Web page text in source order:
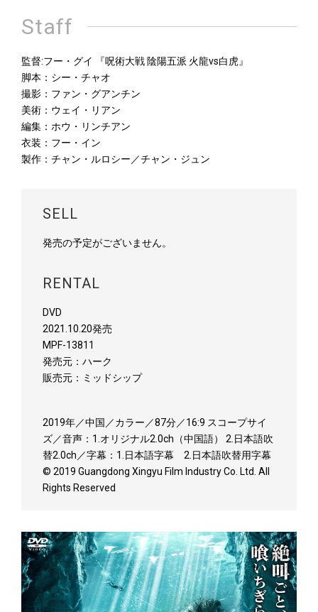
Staff
監督:フー・グイ 『呪術大戦 陰陽五派 火龍vs白虎』
脚本：シー・チャオ
撮影：ファン・グアンチン
美術：ウェイ・リアン
編集：ホウ・リンチアン
衣装：フー・イン
製作：チャン・ルロシー／チャン・ジュン
SELL
発売の予定がございません。
RENTAL
DVD
2021.10.20発売
MPF-13811
発売元：ハーク
販売元：ミッドシップ
2019年／中国／カラー／87分／16:9 スコープサイ
ズ／音声：1.オリジナル2.0ch（中国語） 2.日本語吹
替2.0ch／字幕：1.日本語字幕 2.日本語吹替用字幕
© 2019 Guangdong Xingyu Film Industry Co. Ltd. All
Rights Reserved